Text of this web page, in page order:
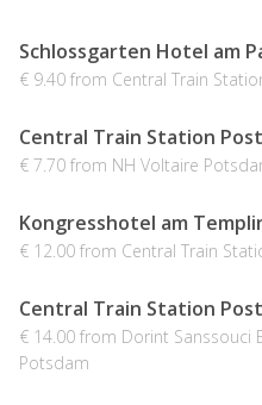
Schlossgarten Hotel am
€ 9.40 from Central Train
Central Train Station
€ 7.70 from NH Voltaire
Kongresshotel am
€ 12.00 from Central Train
Central Train Station
€ 14.00 from Dorint Sanssouci
Potsdam